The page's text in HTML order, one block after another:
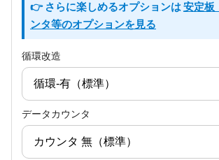
👉 さらに楽しめるオプションは安定板
ンタ等のオプションを見る
循環改造
データカウンタ